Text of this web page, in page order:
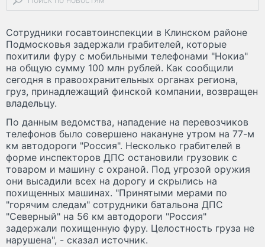
Сотрудники госавтоинспекции в Клинском районе
Подмосковья задержали грабителей, которые
похитили фуру с мобильными телефонами "Нокиа"
на общую сумму 100 млн рублей. Как сообщили
сегодня в правоохранительных органах региона,
груз, принадлежащий финской компании, возвращен
владельцу.
По данным ведомства, нападение на перевозчиков
телефонов было совершено накануне утром на 77-м
км автодороги "Россия". Несколько грабителей в
форме инспекторов ДПС остановили грузовик с
товаром и машину с охраной. Под угрозой оружия
они высадили всех на дорогу и скрылись на
похищенных машинах. "Принятыми мерами по
"горячим следам" сотрудники батальона ДПС
"Северный" на 56 км автодороги "Россия"
задержали похищенную фуру. Целостность груза не
нарушена", - сказал источник.